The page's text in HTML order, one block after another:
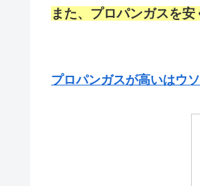
また、プロパンガスを
プロパンガスが高いはウ